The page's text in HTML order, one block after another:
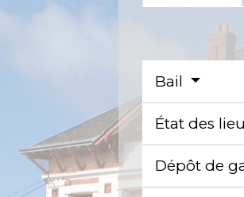
Bail
État des
Dépôt de